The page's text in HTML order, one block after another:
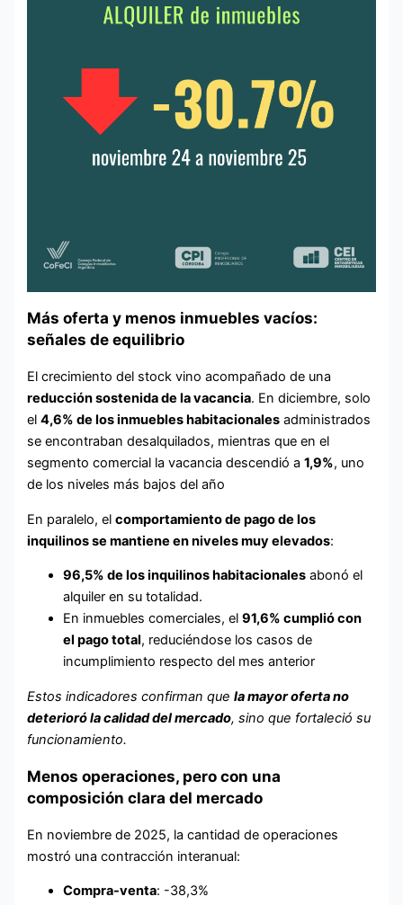
Más oferta y menos inmuebles vacíos:
señales de equilibrio
El crecimiento del stock vino acompañado de una
reducción sostenida de la vacancia. En diciembre, solo
el4,6% de los inmuebles habitacionales administrados
se encontraban desalquilados, mientras que en el
segmento comercial la vacancia descendió a1,9%, uno
de los niveles más bajos del año
En paralelo, elcomportamiento de pago de los
inquilinos se mantiene en niveles muy elevados:
96,5% de los inquilinos habitacionales abonó el
alquiler en su totalidad.
En inmuebles comerciales, el91,6% cumplió con
el pago total, reduciéndose los casos de
incumplimiento respecto del mes anterior
Estos indicadores confirman quela mayor oferta no
deterioró la calidad del mercado, sino que fortaleció su
funcionamiento.
Menos operaciones, pero con una
composición clara del mercado
En noviembre de 2025, la cantidad de operaciones
mostró una contracción interanual:
Compra-venta: -38,3%